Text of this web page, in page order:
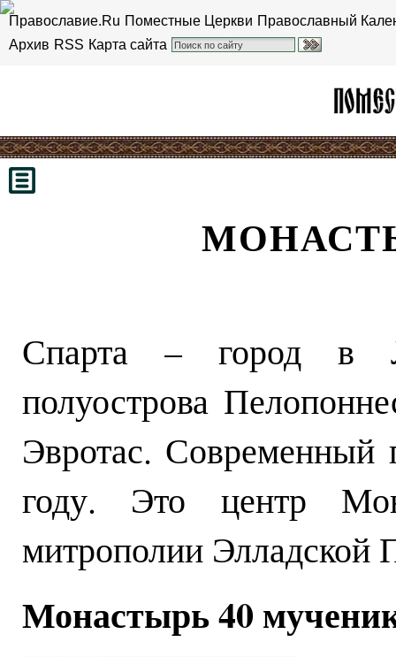
Православие.Ru Поместные Церкви Православный
Архив RSS Карта сайта
Спарта – город в
полуострова
Эвротас. Современный
году. Это центр
митрополии Элладской
Монастырь 40